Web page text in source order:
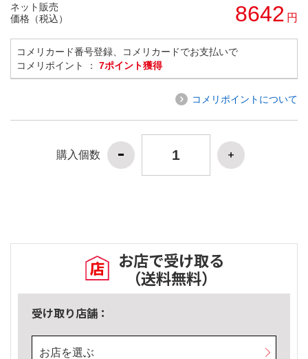
ネット販売
価格（税込）
8642 円
コメリカード番号登録、コメリカードでお支払いで
コメリポイント ： 7ポイント獲得
コメリポイントについて
購入個数
お店で受け取る
（送料無料）
受け取り店舗：
お店を選ぶ